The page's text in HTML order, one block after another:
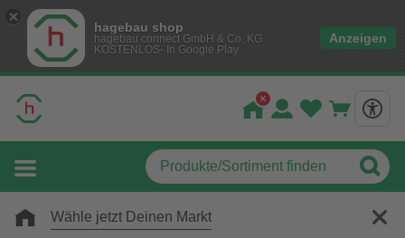
hagebau shop
hagebau connect GmbH & Co. KG
KOSTENLOS- In Google Play
Anzeigen
Wähle jetzt Deinen Markt